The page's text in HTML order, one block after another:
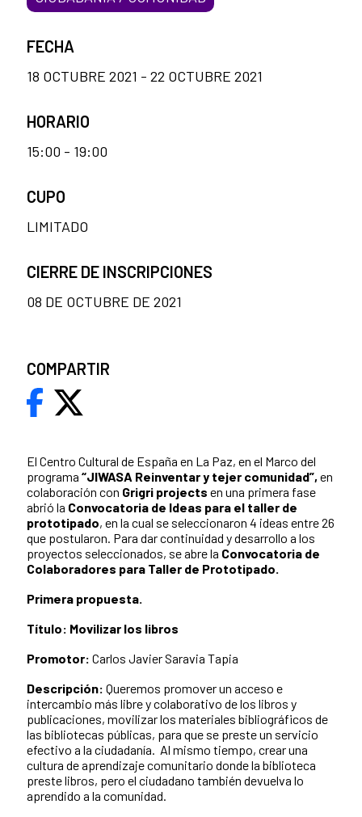
El Centro Cultural de España en La Paz, en el Marco del
programa “JIWASA Reinventar y tejer comunidad”, en
colaboración con Grigri projects en una primera fase
abrió la Convocatoria de Ideas para el taller de
prototipado, en la cual se seleccionaron 4 ideas entre 26
que postularon. Para dar continuidad y desarrollo a los
proyectos seleccionados, se abre la Convocatoria de
Colaboradores para Taller de Prototipado.
Primera propuesta.
Título: Movilizar los libros
Promotor: Carlos Javier Saravia Tapia
Descripción: Queremos promover un acceso e
intercambio más libre y colaborativo de los libros y
publicaciones, movilizar los materiales bibliográficos de
las bibliotecas públicas, para que se preste un servicio
efectivo a la ciudadanía. Al mismo tiempo, crear una
cultura de aprendizaje comunitario donde la biblioteca
preste libros, pero el ciudadano también devuelva lo
aprendido a la comunidad.
FECHA
18 OCTUBRE 2021 - 22 OCTUBRE 2021
HORARIO
15:00 - 19:00
CUPO
LIMITADO
CIERRE DE INSCRIPCIONES
08 DE OCTUBRE DE 2021
COMPARTIR